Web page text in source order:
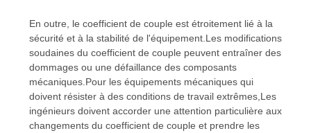
En outre, le coefficient de couple est étroitement lié à la
sécurité et à la stabilité de l'équipement.Les modifications
soudaines du coefficient de couple peuvent entraîner des
dommages ou une défaillance des composants
mécaniques.Pour les équipements mécaniques qui
doivent résister à des conditions de travail extrêmes,Les
ingénieurs doivent accorder une attention particulière aux
changements du coefficient de couple et prendre les